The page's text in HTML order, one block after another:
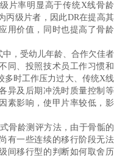
片率明显高于传统X线骨龄
丙级片者，因此DR在提高其
用价值，同时也提高了骨龄
中，受幼儿年龄、合作欠佳者
同、投照技术员工作习惯和
多时工作压力过大、传统X线
异及后期冲洗时质量控制等
素影响，使甲片率较低，影
骨龄测评方法，由于骨骺的
有一些连续的移行阶段无法
间移行型的判断如何取舍历